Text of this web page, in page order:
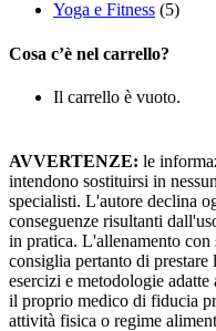
Yoga e Fitness (5)
Cosa c’è nel carrello?
Il carrello è vuoto.
AVVERTENZE: le
intendono sostituirsi in
specialisti. L'autore declina
conseguenze risultanti
in pratica. L'allenamento
consiglia pertanto di prestare
esercizi e metodologie
il proprio medico di fiducia
attività fisica o regime